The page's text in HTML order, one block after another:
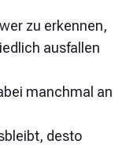
zu erkennen,
ausfallen
manchmal an
desto